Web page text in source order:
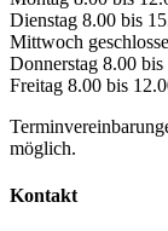
Dienstag 8.00 bis
Mittwoch
Donnerstag 8.00
Freitag 8.00 bis
möglich.
Kontakt